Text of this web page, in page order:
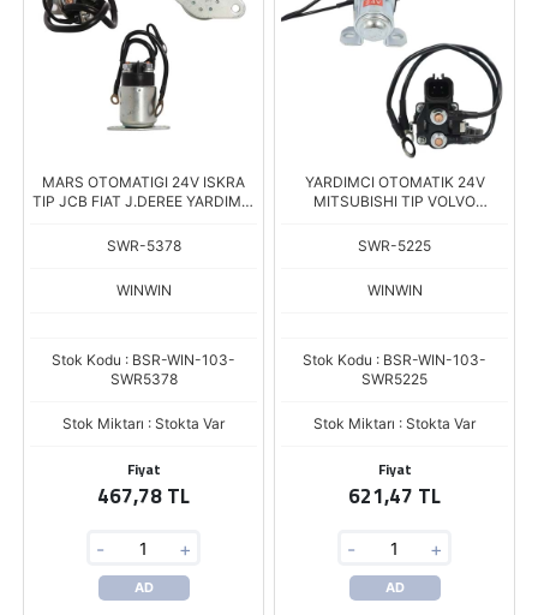
MARS OTOMATIGI 24V ISKRA
TIP JCB FIAT J.DEREE YARDIMCI
SWR-5378
WINWIN
Stok Kodu : BSR-WIN-103-
SWR5378
Stok Miktarı : Stokta Var
Fiyat
467,78 TL
- +
AD
YARDIMCI OTOMATIK 24V
MITSUBISHI TIP VOLVO
SWR-5225
WINWIN
Stok Kodu : BSR-WIN-103-
SWR5225
Stok Miktarı : Stokta Var
Fiyat
621,47 TL
- +
AD